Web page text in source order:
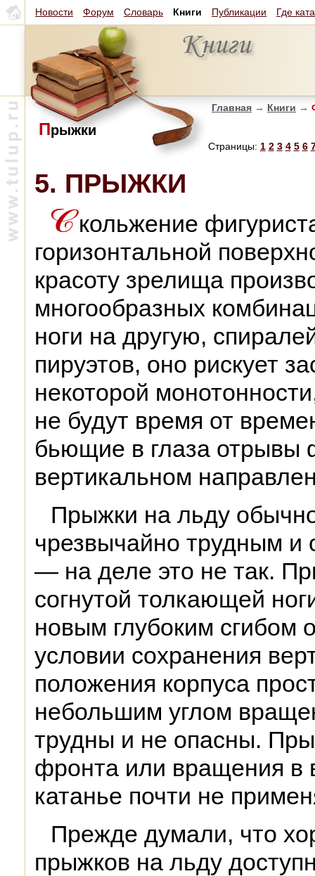
Новости Форум Словарь Книги Публикации Где
Главная → Книги →
Прыжки
Страницы: 1 2 3 4 5 6
5. ПРЫЖКИ
кольжение
горизонтальной
красоту зрелища
многообразных
ноги на другую,
пируэтов, оно рискует
некоторой
не будут время от
бьющие в глаза отрывы
вертикальном
Прыжки на льду
чрезвычайно трудным
— на деле это не так.
согнутой толкающей
новым глубоким сгибом
условии сохранения
положения корпуса
небольшим углом
трудны и не опасны.
фронта или вращения в
катанье почти не
Прежде думали, что
прыжков на льду